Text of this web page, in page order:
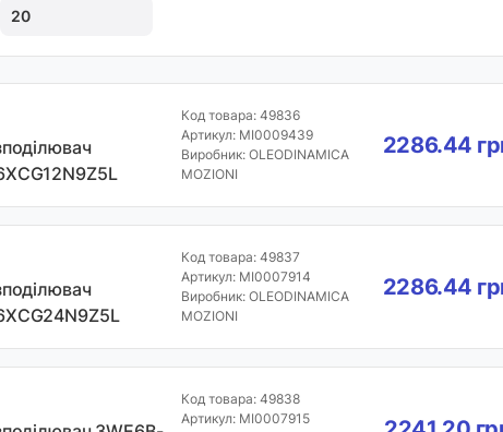
20
Код товара: 49836
Артикул: MI0009439
Виробник: OLEODINAMICA
MOZIONI
2286.44
Код товара: 49837
Артикул: MI0007914
Виробник: OLEODINAMICA
MOZIONI
2286.44
Код товара: 49838
Артикул: MI0007915